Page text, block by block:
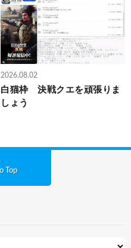
2026.08.02
白猫枠 決戦クエを頑張りま
しょう
Top